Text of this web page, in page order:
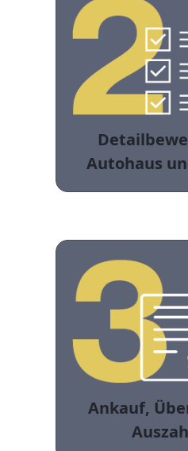
Autohaus
Ankauf,